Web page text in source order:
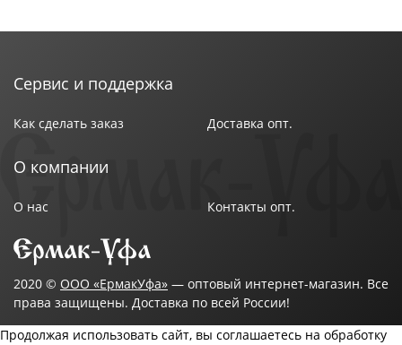
Сервис и поддержка
Как сделать заказ Доставка опт.
О компании
О нас Контакты опт.
2020 © ООО «ЕрмакУфа» — оптовый интернет-магазин. Все
права защищены. Доставка по всей России!
Продолжая использовать сайт, вы соглашаетесь на обработку